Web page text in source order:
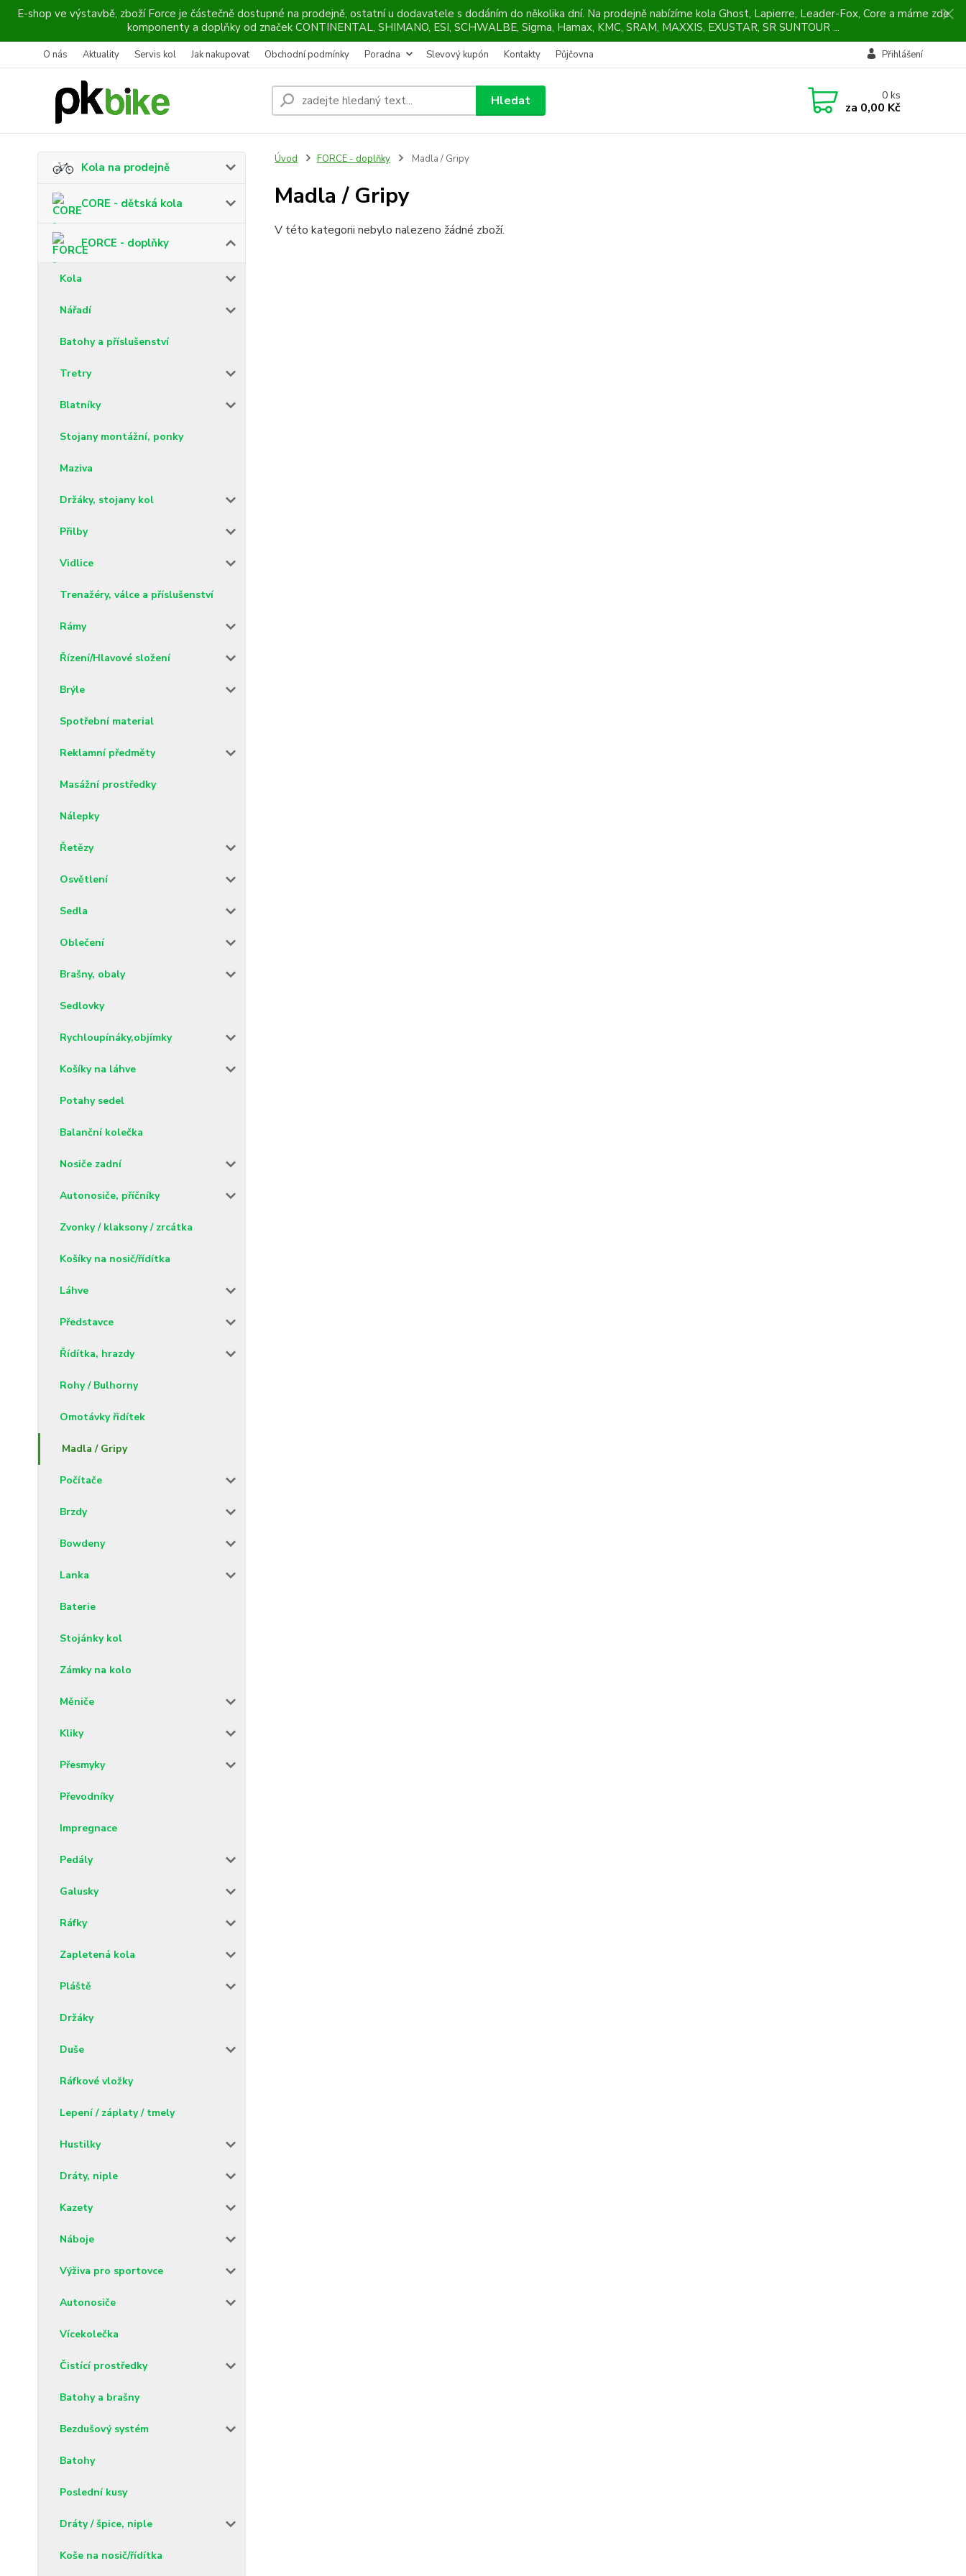
E-shop ve výstavbě, zboží Force je částečně dostupné na prodejně, ostatní u dodavatele s dodáním do několika dní. Na prodejně nabízíme kola Ghost, Lapierre, Leader-Fox, Core a máme zde
komponenty a doplňky od značek CONTINENTAL, SHIMANO, ESI, SCHWALBE, Sigma, Hamax, KMC, SRAM, MAXXIS, EXUSTAR, SR SUNTOUR ...
O nás Aktuality Servis kol Jak nakupovat Obchodní podmínky Poradna Slevový kupón Kontakty Půjčovna Přihlášení
Hledat 0ks
za 0,00 Kč
Kola na prodejně
CORE - dětská kola
FORCE - doplňky
Kola
Nářadí
Batohy a příslušenství
Tretry
Blatníky
Stojany montážní, ponky
Maziva
Držáky, stojany kol
Přilby
Vidlice
Trenažéry, válce a příslušenství
Rámy
Řízení/Hlavové složení
Brýle
Spotřební material
Reklamní předměty
Masážní prostředky
Nálepky
Řetězy
Osvětlení
Sedla
Oblečení
Brašny, obaly
Sedlovky
Rychloupínáky,objímky
Košíky na láhve
Potahy sedel
Balanční kolečka
Nosiče zadní
Autonosiče, příčníky
Zvonky / klaksony / zrcátka
Košíky na nosič/řídítka
Láhve
Představce
Řídítka, hrazdy
Rohy / Bulhorny
Omotávky řidítek
Madla / Gripy
Počítače
Brzdy
Bowdeny
Lanka
Baterie
Stojánky kol
Zámky na kolo
Měniče
Kliky
Přesmyky
Převodníky
Impregnace
Pedály
Galusky
Ráfky
Zapletená kola
Pláště
Držáky
Duše
Ráfkové vložky
Lepení / záplaty / tmely
Hustilky
Dráty, niple
Kazety
Náboje
Výživa pro sportovce
Autonosiče
Vícekolečka
Čistící prostředky
Batohy a brašny
Bezdušový systém
Batohy
Poslední kusy
Dráty / špice, niple
Koše na nosič/řídítka
Úvod FORCE - doplňky Madla / Gripy
Madla / Gripy
V této kategorii nebylo nalezeno žádné zboží.